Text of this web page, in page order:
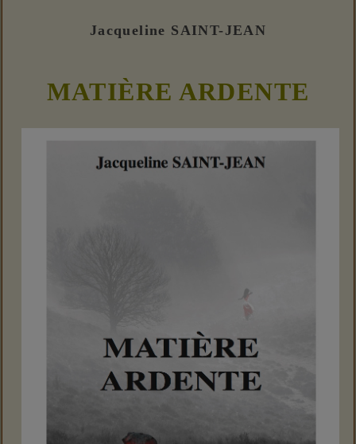
Jacqueline SAINT-JEAN
MATIÈRE ARDENTE